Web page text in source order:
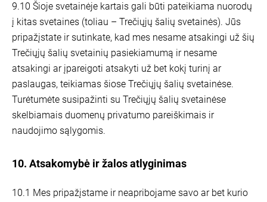
9.10 Šioje svetainėje kartais gali būti pateikiama nuorodų
į kitas svetaines (toliau – Trečiųjų šalių svetainės). Jūs
pripažįstate ir sutinkate, kad mes nesame atsakingi už šių
Trečiųjų šalių svetainių pasiekiamumą ir nesame
atsakingi ar įpareigoti atsakyti už bet kokį turinį ar
paslaugas, teikiamas šiose Trečiųjų šalių svetainėse.
Turėtumėte susipažinti su Trečiųjų šalių svetainėse
skelbiamais duomenų privatumo pareiškimais ir
naudojimo sąlygomis.
10. Atsakomybė ir žalos atlyginimas
10.1 Mes pripažįstame ir neapribojame savo ar bet kurio